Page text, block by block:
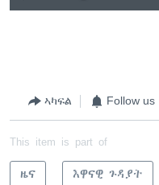
ኣካፍል Follow us
This item is part of
ዜና እዋናዊ ጉዳያት